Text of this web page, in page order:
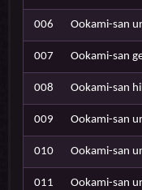
006 Ookami-san
007 Ookami-san
008 Ookami-san
009 Ookami-san
010 Ookami-san
011 Ookami-san